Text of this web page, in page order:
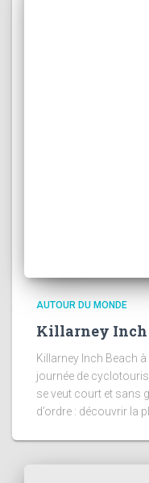
AUTOUR DU MONDE
Killarney Inch
Killarney Inch Beach
journée de
se veut court et sans
d’ordre : découvrir la